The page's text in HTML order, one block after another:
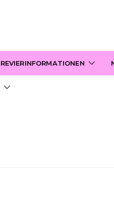
REVIERINFORMATIONEN